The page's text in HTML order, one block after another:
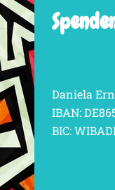
Daniela
IBAN:
BIC: